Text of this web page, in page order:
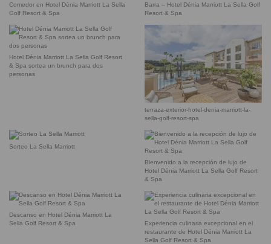
Comedor en Hotel Dénia Marriott La Sella
Golf Resort & Spa
Barra – Hotel Dénia Marriott La Sella Golf
Resort & Spa
Hotel Dénia Marriott La Sella Golf Resort
& Spa sortea un brunch para dos
personas
terraza-exterior-hotel-denia-marriott-la-
sella-golf-resort-spa
Sorteo La Sella Marriott
Bienvenido a la recepción de lujo de
Hotel Dénia Marriott La Sella Golf Resort
& Spa
Descanso en Hotel Dénia Marriott La
Sella Golf Resort & Spa
Experiencia culinaria excepcional en el
restaurante de Hotel Dénia Marriott La
Sella Golf Resort & Spa